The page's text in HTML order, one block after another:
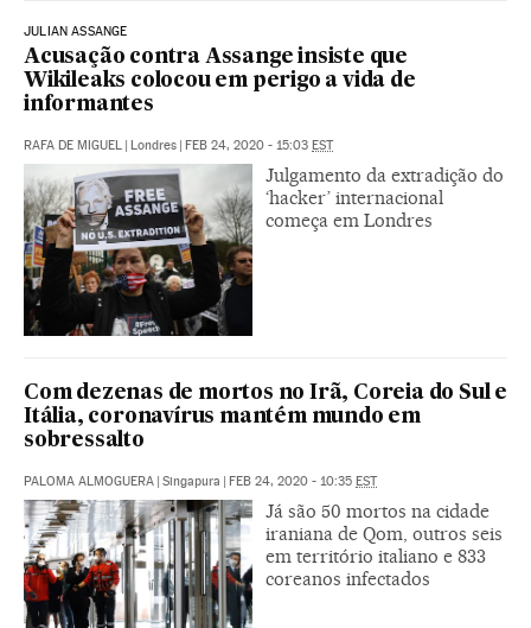
JULIAN ASSANGE
Acusação contra Assange insiste que
Wikileaks colocou em perigo a vida de
informantes
RAFA DE MIGUEL | Londres | FEB 24, 2020 - 15:03 EST
Julgamento da extradição do
‘hacker’ internacional
começa em Londres
Com dezenas de mortos no Irã, Coreia do Sul e
Itália, coronavírus mantém mundo em
sobressalto
PALOMA ALMOGUERA | Singapura | FEB 24, 2020 - 10:35 EST
Já são 50 mortos na cidade
iraniana de Qom, outros seis
em território italiano e 833
coreanos infectados